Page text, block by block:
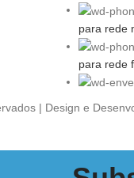
para rede
para rede
| Design e